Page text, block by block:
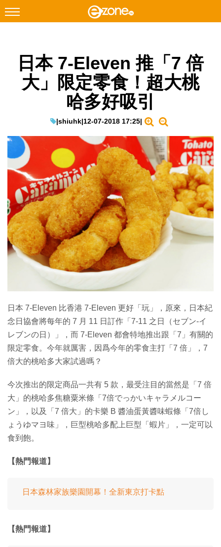
Facebook Instagram
科技焦點
教學評測
EduTech
IT Times
生成式AI與雲端應用
Enterprise Digital Transformation
特集
日本 7-Eleven 推「7 倍
大」限定零食！超大桃
哈多好吸引
|shiuhk|12-07-2018 17:25|
日本 7-Eleven 比香港 7-Eleven 更好「玩」，原來，日本紀
念日協會將每年的 7 月 11 日訂作「7-11 之日（セブン-イ
レブンの日）」，而 7-Eleven 都會特地推出跟「7」有關的
限定零食。今年就厲害，因爲今年的零食主打「7 倍」，7
倍大的桃哈多大家試過嗎？
今次推出的限定商品一共有 5 款，最受注目的當然是「7 倍
大」的桃哈多焦糖粟米條「7倍でっかいキャラメルコー
ン」，以及「7 倍大」的卡樂 B 醬油蛋黃醬味蝦條「7倍し
ょうゆマヨ味」，巨型桃哈多配上巨型「蝦片」，一定可以
食到飽。
【熱門報道】
日本森林家族樂園開幕！全新東京打卡點
【熱門報道】